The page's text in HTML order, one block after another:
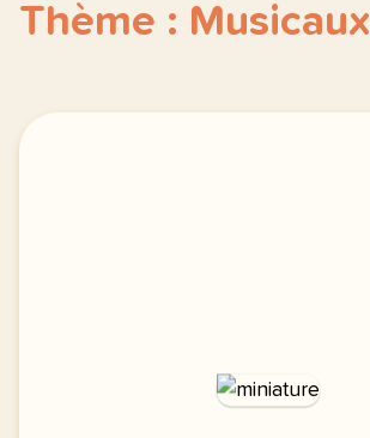
Thème : Musicaux